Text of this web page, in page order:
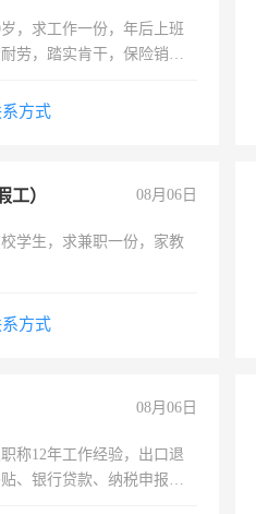
，求工作一份，年后上班
劳，踏实肯干，保险销售
方式
工） 08月06日
学生，求兼职一份，家教
方式
08月06日
称12年工作经验，出口退
、银行贷款、纳税申报、